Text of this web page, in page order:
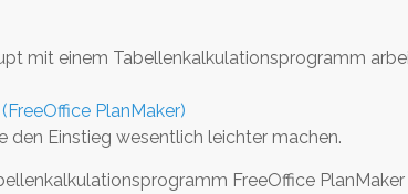
mit einem Tabellenkalkulationsprogramm
PlanMaker)
Einstieg wesentlich leichter machen.
FreeOffice